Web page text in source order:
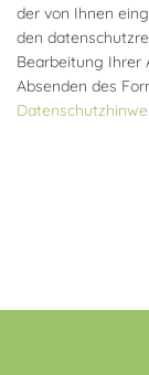
der von Ihnen
den
Bearbeitung Ihrer
Absenden des